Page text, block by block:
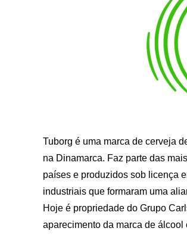
Tuborg é uma marca de cerveja
na Dinamarca. Faz parte das
países e produzidos sob licença
industriais que formaram uma
Hoje é propriedade do Grupo
aparecimento da marca de